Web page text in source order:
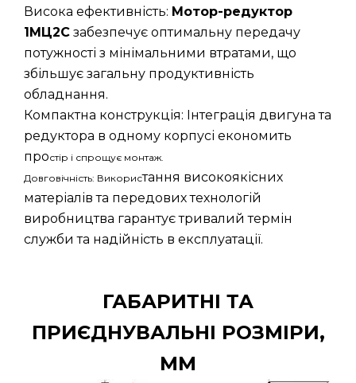
Висока ефективність: Мотор-редуктор
1МЦ2С забезпечує оптимальну передачу
потужності з мінімальними втратами, що
збільшує загальну продуктивність
обладнання.
Компактна конструкція: Інтеграція двигуна та
редуктора в одному корпусі економить
простір і спрощує монтаж.
Довговічність: Використання високоякісних
матеріалів та передових технологій
виробництва гарантує тривалий термін
служби та надійність в експлуатації.
ГАБАРИТНІ ТА
ПРИЄДНУВАЛЬНІ РОЗМІРИ,
ММ